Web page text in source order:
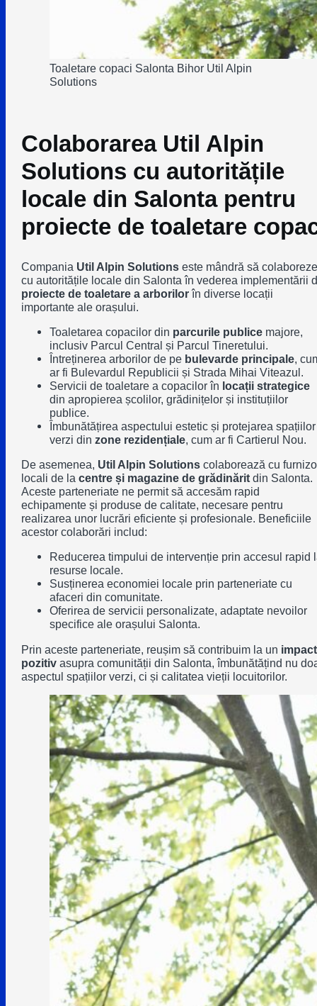
Toaletare copaci Salonta Bihor Util Alpin
Solutions
Colaborarea Util Alpin
Solutions cu autoritățile
locale din Salonta pentru
proiecte de toaletare
Compania Util Alpin Solutionseste mândră să colaboreze
cu autoritățile locale din Salonta în vederea implementării
proiecte de toaletare a arborilorîn diverse locații
importante ale orașului.
Toaletarea copacilor din parcurile publicemajore,
inclusiv Parcul Central și Parcul Tineretului.
Întreținerea arborilor de pe bulevarde principale,
ar fi Bulevardul Republicii și Strada Mihai Viteazul.
Servicii de toaletare a copacilor în locații strategice
din apropierea școlilor, grădinițelor și instituțiilor
publice.
Îmbunătățirea aspectului estetic și protejarea spațiilor
verzi din zone rezidențiale, cum ar fi Cartierul Nou.
De asemenea, Util Alpin Solutionscolaborează cu
locali de la centre și magazine de grădinăritdin Salonta.
Aceste parteneriate ne permit să accesăm rapid
echipamente și produse de calitate, necesare pentru
realizarea unor lucrări eficiente și profesionale. Beneficiile
acestor colaborări includ:
Reducerea timpului de intervenție prin accesul rapid
resurse locale.
Susținerea economiei locale prin parteneriate cu
afaceri din comunitate.
Oferirea de servicii personalizate, adaptate nevoilor
specifice ale orașului Salonta.
Prin aceste parteneriate, reușim să contribuim la un impact
pozitivasupra comunității din Salonta, îmbunătățind nu
aspectul spațiilor verzi, ci și calitatea vieții locuitorilor.